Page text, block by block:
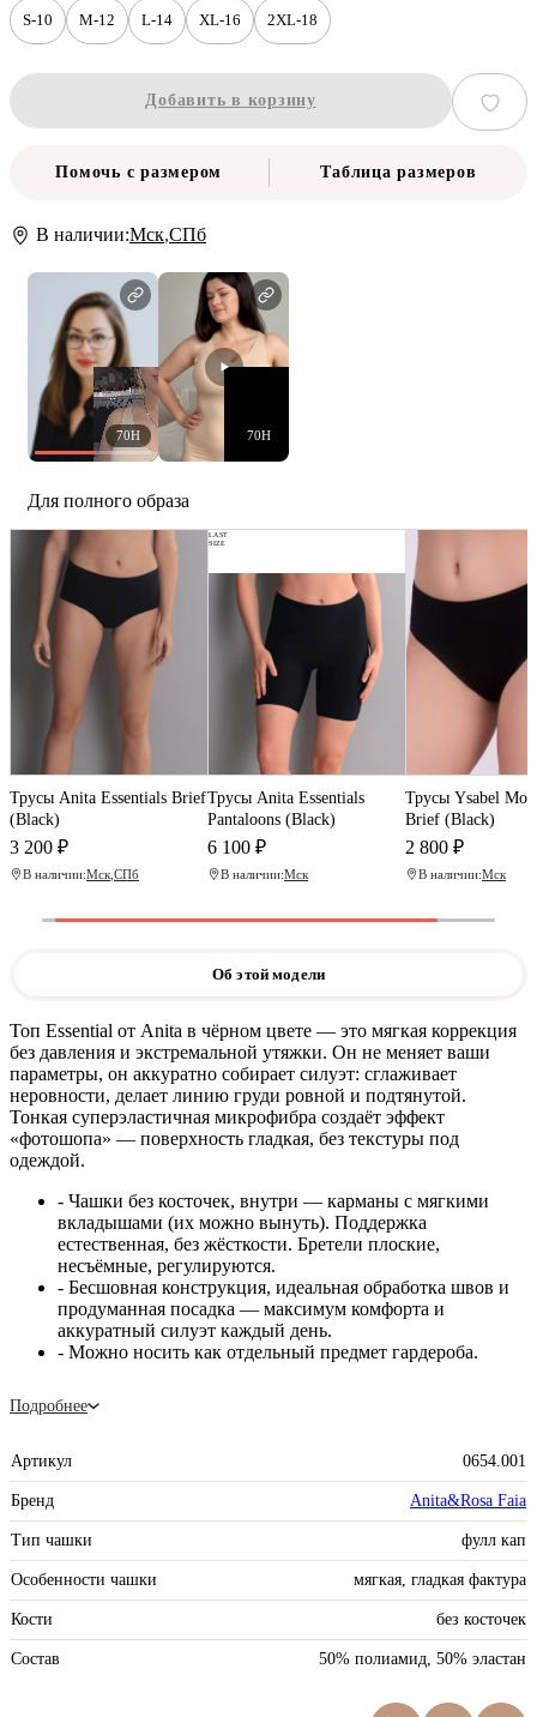
S-10 M-12 L-14 XL-16 2XL-18
Добавить в корзину
Помочь с размером Таблица размеров
В наличии:Мск,СПб
70H 70H
Для полного образа
Трусы Anita Essentials Brief
(Black)
3 200 ₽
В наличии:Мск СПб
LAST
SIZE
Трусы Anita Essentials
Pantaloons (Black)
6 100 ₽
В наличии:Мск
Трусы Ysabel
Brief (Black)
2 800 ₽
В наличии:Мск
Об этой модели
Топ Essential от Anita в чёрном цвете — это мягкая коррекция
без давления и экстремальной утяжки. Он не меняет ваши
параметры, он аккуратно собирает силуэт: сглаживает
неровности, делает линию груди ровной и подтянутой.
Тонкая суперэластичная микрофибра создаёт эффект
«фотошопа» — поверхность гладкая, без текстуры под
одеждой.
- Чашки без косточек, внутри — карманы с мягкими
вкладышами (их можно вынуть). Поддержка
естественная, без жёсткости. Бретели плоские,
несъёмные, регулируются.
- Бесшовная конструкция, идеальная обработка швов и
продуманная посадка — максимум комфорта и
аккуратный силуэт каждый день.
- Можно носить как отдельный предмет гардероба.
Подробнее
Артикул 0654.001
Бренд Anita&Rosa Faia
Тип чашки фулл кап
Особенности чашки мягкая, гладкая фактура
Кости без косточек
Состав 50% полиамид, 50% эластан